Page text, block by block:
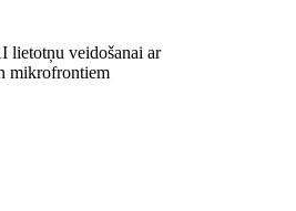
lietotņu veidošanai ar
mikrofrontiem